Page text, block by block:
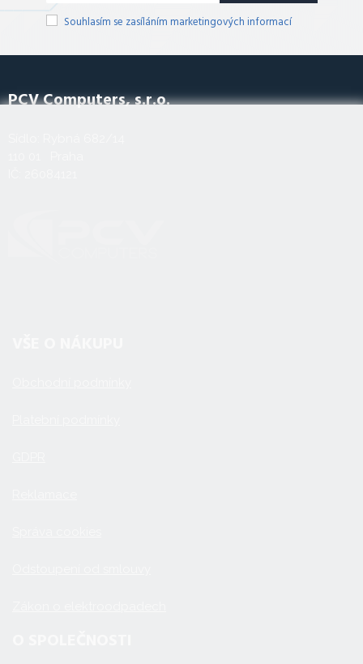
Souhlasím se zasíláním marketingových informací
PCV Computers, s.r.o.